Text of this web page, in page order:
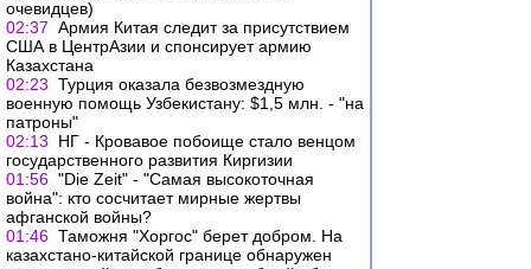
очевидцев)
02:37 Армия Китая следит за присутствием
США в ЦентрАзии и спонсирует армию
Казахстана
02:23 Турция оказала безвозмездную
военную помощь Узбекистану: $1,5 млн. - "на
патроны"
02:13
НГ - Кровавое побоище стало венцом
государственного развития Киргизии
01:56 "Die Zeit" - "Самая высокоточная
война": кто сосчитает мирные жертвы
афганской войны?
01:46 Таможня "Хоргос" берет добром. На
казахстано-китайской границе обнаружен